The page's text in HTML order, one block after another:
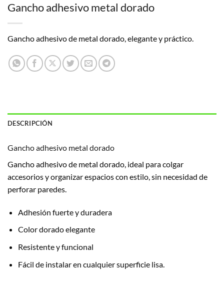
Gancho adhesivo metal dorado
Gancho adhesivo de metal dorado, elegante y práctico.
DESCRIPCIÓN
Gancho adhesivo metal dorado
Gancho adhesivo de metal dorado, ideal para colgar
accesorios y organizar espacios con estilo, sin necesidad de
perforar paredes.
Adhesión fuerte y duradera
Color dorado elegante
Resistente y funcional
Fácil de instalar en cualquier superficie lisa.